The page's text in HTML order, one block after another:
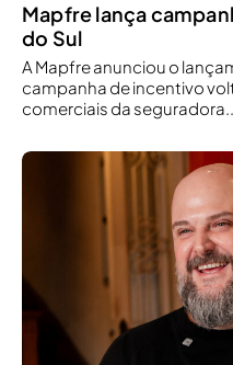
Mapfre lança
do Sul
A Mapfre anunciou o
campanha de incentivo
comerciais da